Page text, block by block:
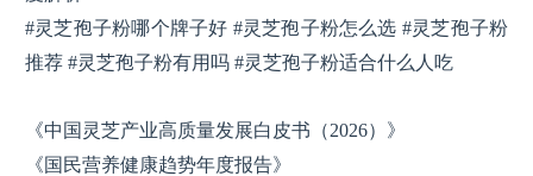
#灵芝孢子粉哪个牌子好 #灵芝孢子粉怎么选 #灵芝孢子粉
推荐 #灵芝孢子粉有用吗 #灵芝孢子粉适合什么人吃
《中国灵芝产业高质量发展白皮书（2026）》
《国民营养健康趋势年度报告》